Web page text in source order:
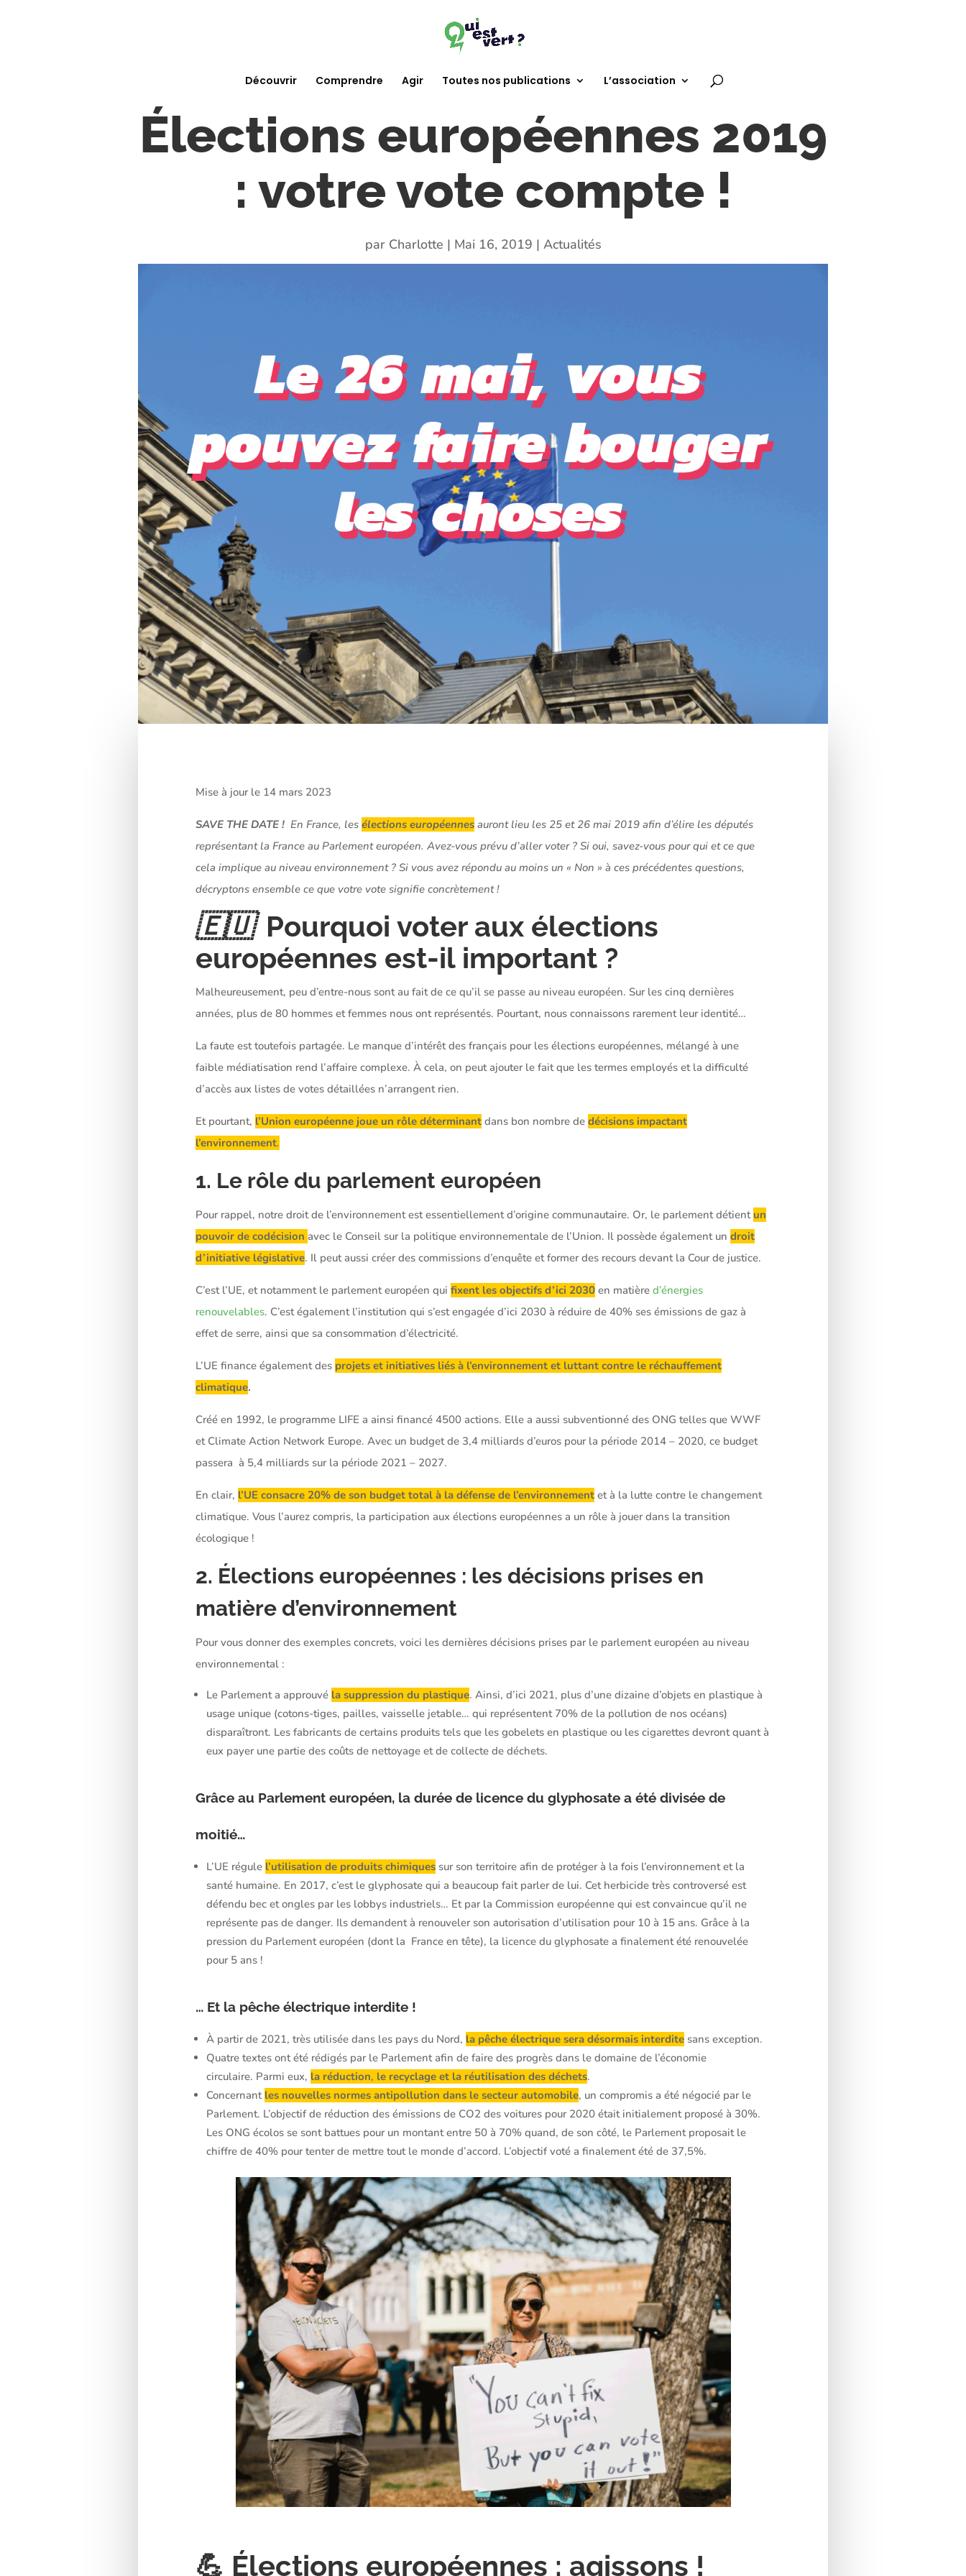
Découvrir Comprendre Agir Toutes nos publications L’association
Élections européennes 2019
: votre vote compte !
par Charlotte | Mai 16, 2019 | Actualités
Mise à jour le 14 mars 2023
SAVE THE DATE ! En France, les élections européennes auront lieu les 25 et 26 mai 2019 afin d’élire les députés
représentant la France au Parlement européen. Avez-vous prévu d’aller voter ? Si oui, savez-vous pour qui et ce que
cela implique au niveau environnement ? Si vous avez répondu au moins un « Non » à ces précédentes questions,
décryptons ensemble ce que votre vote signifie concrètement !
🇪🇺 Pourquoi voter aux élections
européennes est-il important ?
Malheureusement, peu d’entre-nous sont au fait de ce qu’il se passe au niveau européen. Sur les cinq dernières
années, plus de 80 hommes et femmes nous ont représentés. Pourtant, nous connaissons rarement leur identité…
La faute est toutefois partagée. Le manque d’intérêt des français pour les élections européennes, mélangé à une
faible médiatisation rend l’affaire complexe. À cela, on peut ajouter le fait que les termes employés et la difficulté
d’accès aux listes de votes détaillées n’arrangent rien.
Et pourtant, l’Union européenne joue un rôle déterminant dans bon nombre de décisions impactant
l’environnement.
1. Le rôle du parlement européen
Pour rappel, notre droit de l’environnement est essentiellement d’origine communautaire. Or, le parlement détient un
pouvoir de codécision avec le Conseil sur la politique environnementale de l’Union. Il possède également un droit
d’initiative législative. Il peut aussi créer des commissions d’enquête et former des recours devant la Cour de justice.
C’est l’UE, et notamment le parlement européen qui fixent les objectifs d’ici 2030 en matière d’énergies
renouvelables. C’est également l’institution qui s’est engagée d’ici 2030 à réduire de 40% ses émissions de gaz à
effet de serre, ainsi que sa consommation d’électricité.
L’UE finance également des projets et initiatives liés à l’environnement et luttant contre le réchauffement
climatique.
Créé en 1992, le programme LIFE a ainsi financé 4500 actions. Elle a aussi subventionné des ONG telles que WWF
et Climate Action Network Europe. Avec un budget de 3,4 milliards d’euros pour la période 2014 – 2020, ce budget
passera à 5,4 milliards sur la période 2021 – 2027.
En clair, l’UE consacre 20% de son budget total à la défense de l’environnement et à la lutte contre le changement
climatique. Vous l’aurez compris, la participation aux élections européennes a un rôle à jouer dans la transition
écologique !
2. Élections européennes : les décisions prises en
matière d’environnement
Pour vous donner des exemples concrets, voici les dernières décisions prises par le parlement européen au niveau
environnemental :
Le Parlement a approuvé la suppression du plastique. Ainsi, d’ici 2021, plus d’une dizaine d’objets en plastique à
usage unique (cotons-tiges, pailles, vaisselle jetable… qui représentent 70% de la pollution de nos océans)
disparaîtront. Les fabricants de certains produits tels que les gobelets en plastique ou les cigarettes devront quant à
eux payer une partie des coûts de nettoyage et de collecte de déchets.
Grâce au Parlement européen, la durée de licence du glyphosate a été divisée de
moitié…
L’UE régule l’utilisation de produits chimiques sur son territoire afin de protéger à la fois l’environnement et la
santé humaine. En 2017, c’est le glyphosate qui a beaucoup fait parler de lui. Cet herbicide très controversé est
défendu bec et ongles par les lobbys industriels… Et par la Commission européenne qui est convaincue qu’il ne
représente pas de danger. Ils demandent à renouveler son autorisation d’utilisation pour 10 à 15 ans. Grâce à la
pression du Parlement européen (dont la France en tête), la licence du glyphosate a finalement été renouvelée
pour 5 ans !
… Et la pêche électrique interdite !
À partir de 2021, très utilisée dans les pays du Nord, la pêche électrique sera désormais interdite sans exception.
Quatre textes ont été rédigés par le Parlement afin de faire des progrès dans le domaine de l’économie
circulaire. Parmi eux, la réduction, le recyclage et la réutilisation des déchets.
Concernant les nouvelles normes antipollution dans le secteur automobile, un compromis a été négocié par le
Parlement. L’objectif de réduction des émissions de CO2 des voitures pour 2020 était initialement proposé à 30%.
Les ONG écolos se sont battues pour un montant entre 50 à 70% quand, de son côté, le Parlement proposait le
chiffre de 40% pour tenter de mettre tout le monde d’accord. L’objectif voté a finalement été de 37,5%.
💪 Élections européennes : agissons !